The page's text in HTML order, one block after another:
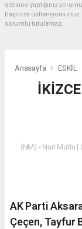
sitesine yaptığınız
başınıza
sorumlu tutulamaz.
Anasayfa ESKİL
(NM) - Nuri Mutlu |
AK Parti
Çeçen, Tayfur